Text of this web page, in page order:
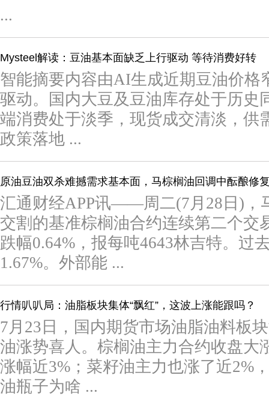
...
Mysteel解读：豆油基本面缺乏上行驱动 等待消费好转
智能摘要内容由AI生成近期豆油价格
驱动。国内大豆及豆油库存处于历史
端消费处于淡季，现货成交清淡，供
政策落地 ...
原油豆油双杀难撼需求基本面，马棕榈油回调中酝酿修
汇通财经APP讯——周二(7月28日)，
交割的基准棕榈油合约连续第二个交
跌幅0.64%，报每吨4643林吉特。过
1.67%。外部能 ...
行情叭叭局：油脂板块集体“飘红”，这波上涨能跟吗？
7月23日，国内期货市场油脂油料板
油涨势喜人。棕榈油主力合约收盘大
涨幅近3%；菜籽油主力也涨了近2%
油瓶子为啥 ...